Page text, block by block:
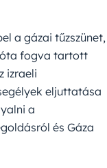
a gázai tűzszünet,
óta fogva tartott
izraeli
eljuttatása
a
és Gáza